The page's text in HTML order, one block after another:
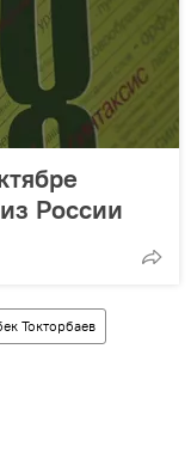
России
Токторбаев